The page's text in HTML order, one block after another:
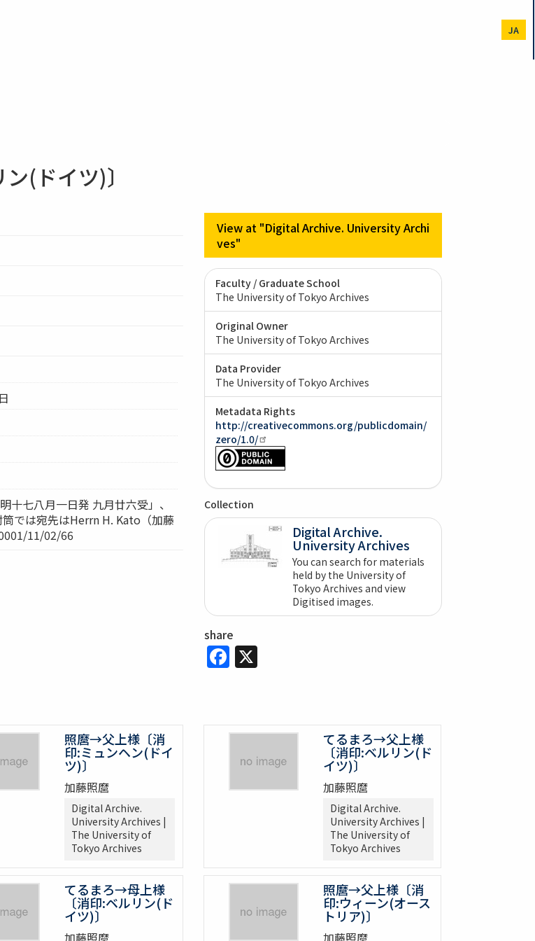
JA
(ドイツ)〕
十七八月一日発 九月廿六受」、
では宛先はHerrn H. Kato（加藤
11/02/66
View at "Digital Archive. University Archi
ves"
Faculty / Graduate School
The University of Tokyo Archives
Original Owner
The University of Tokyo Archives
Data Provider
The University of Tokyo Archives
Metadata Rights
http://creativecommons.org/publicdomain/
zero/1.0/
Collection
Digital Archive.
University Archives
You can search for materials
held by the University of
Tokyo Archives and view
Digitised images.
share
Facebook
X
照麿→父上様〔消
印:ミュンヘン(ドイ
ツ)〕
加藤照麿
Digital Archive.
University Archives |
The University of
Tokyo Archives
てるまろ→父上様
〔消印:ベルリン(ド
イツ)〕
加藤照麿
Digital Archive.
University Archives |
The University of
Tokyo Archives
てるまろ→母上様
〔消印:ベルリン(ド
イツ)〕
加藤照麿
照麿→父上様〔消
印:ウィーン(オース
トリア)〕
加藤照麿